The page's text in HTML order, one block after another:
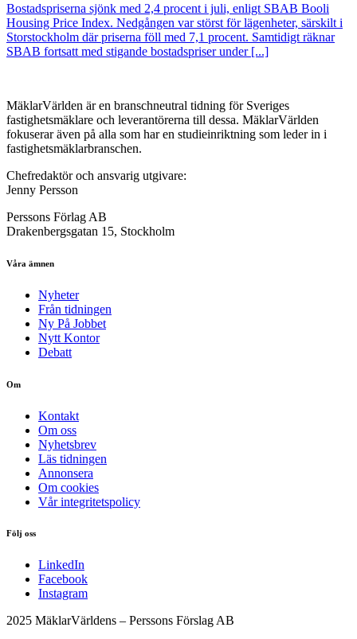
Bostadspriserna sjönk med 2,4 procent i juli, enligt SBAB Booli
Housing Price Index. Nedgången var störst för lägenheter, särskilt i
Storstockholm där priserna föll med 7,1 procent. Samtidigt räknar
SBAB fortsatt med stigande bostadspriser under [...]
MäklarVärlden är en branschneutral tidning för Sveriges
fastighetsmäklare och leverantörerna till dessa. MäklarVärlden
fokuserar även på alla som har en studieinriktning som leder in i
fastighetsmäklarbranschen.
Chefredaktör och ansvarig utgivare:
Jenny Persson
Perssons Förlag AB
Drakenbergsgatan 15, Stockholm
Våra ämnen
Nyheter
Från tidningen
Ny På Jobbet
Nytt Kontor
Debatt
Om
Kontakt
Om oss
Nyhetsbrev
Läs tidningen
Annonsera
Om cookies
Vår integritetspolicy
Följ oss
LinkedIn
Facebook
Instagram
2025 MäklarVärldens – Perssons Förslag AB